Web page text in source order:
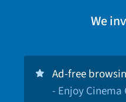
We
Ad-free
- Enjoy